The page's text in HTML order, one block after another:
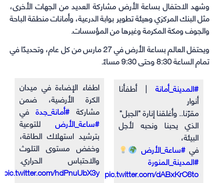
وشهد الاحتفال بساعة الأرضمشاركة العديد من الجهات الأخرى،
مثل البنك المركزي وهيئة تطوير بوابة الدرعية، وأمانات منطقة الباحة
والجوف ومكة المكرمة وغيرها من المؤسسات.
ويحتفل العالم بساعة الأرض في 27 مارس من كل عام، وتحديدًا في
تمام الساعة 8:30 وحتى 9:30 مساءً.
اطفاء الإضاءة في ميدان
الكرة الأرضية، ضمن
مشاركة #أمانة_جدةفي
#ساعة_الأرضللتوعية
بترشيد استهلاك الطاقة،
وخفض مستوى التلوث
والاحتباس الحراري.
pic.twitter.com/hdPnuUbX3y
#المدينة_أمانة| أطفأنا
أنوار
مقرّنا.. وأغلقنا إنارة "الجبل"
الذي يحبنا ونحبه لأجل
البيئة،
في#ساعة_الأرض
#المدينة_المنورة
pic.twitter.com/dABxKrC6to